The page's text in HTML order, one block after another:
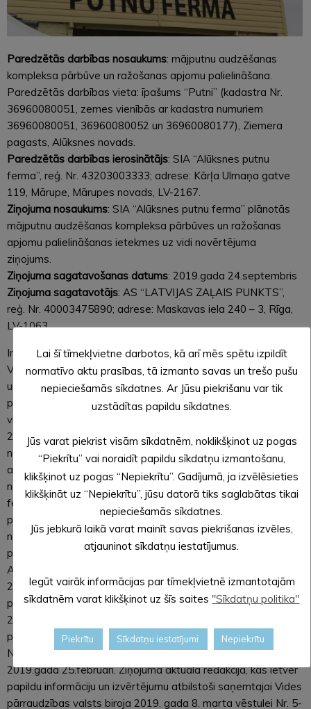
Paredzētās darbības nosaukums: mājputnu audzēšanas
kompleksa pārbūve un ražošanas apjomu palielināšana.
Paredzētās darbības vieta: īpašums “Putni” (kadastra Nr.
36960080051, zemes vienībās ar kadastra numuriem
36960080051, 36960080052 un 36960080177), Ziemera
pagasts, Alūksnes novads.
Paredzētās darbības ierosinātājs: SIA “Alūksnes putnu
ferma”, reģ. Nr. 43203003333; adrese: Kārļa Ulmaņa gatve
119, Mārupe, Mārupes novads, LV-2167.
Ziņojuma nosaukums: SIA “Alūksnes putnu ferma” plānotās
mājputnu audzēšanas kompleksa pārbūves un ražošanas
apjomu palielināšanas ietekmes uz vidi novērtējuma
ziņojums.
Ziņojuma sagatavošanas datums: 2019.gada 24.septembris
Ziņojuma sagatavotājs: AS “LATVIJAS ZAĻAIS PUNKTS”,
reģ. Nr. 40003475890; adrese: Maskavas iela 240 – 3, Rīga,
LV-1063.
Informācija par ietekmes uz vidi novērtējuma procedūru:
Vides pārraudzības valsts biroja Lēmums Nr.45 par ietekmes
uz vidi novērtējuma procedūru. Ietekmes uz vidi novērtējuma
programma izsniegta 2017.gada 15.decembrī. Ietekmes uz
vidi novērtējuma ziņojums tika sagatavots 2018.gada
27.aprīlī, un no 2018.gada 3.maija līdz 2018.gada 3.jūnijam
notika ietekmes uz vidi novērtējuma ziņojuma sabiedriskā
apspriešana. Ziņojuma sabiedriskās apspriešanas sanāksme
notika 2018.gada 17.maijā plkst. 11:00 SIA “Alūksnes putnu
ferma” administrācijas ēkas telpās “Putnos”, Ziemera
pagastā, Alūksnes novadā. Aktualizēts ietekmes uz vidi
novērtējuma ziņojums pēc sabiedriskās apspriešanas Vides
pārraudzības valsts birojā iesniegts 2018.gada 29.jūnijā.
Atbilstoši saņemtajai Vides pārraudzības valsts biroja
2018.gada 10.augusta vēstulei Nr.5-01/781 ziņojums tika
precizēts un Vides pārraudzības valsts birojā iesniegts
2018.gada 6.decembrī, un atbilstoši saņemtajai Vides
pārraudzības valsts biroja 2019.gada 17.janvāra vēstulei
Nr.5-01/47, Vides pārraudzības valsts birojā iesniegts
2019.gada 25.februārī. Ziņojuma aktuālā redakcija, kas ietver
papildu informāciju un izvērtējumu atbilstoši saņemtajai Vides
pārraudzības valsts biroja 2019. gada 8. marta vēstulei Nr. 5-
Lai šī tīmekļvietne darbotos, kā arī mēs spētu izpildīt
normatīvo aktu prasības, tā izmanto savas un trešo pušu
nepieciešamās sīkdatnes. Ar Jūsu piekrišanu var tik
uzstādītas papildu sīkdatnes.
Jūs varat piekrist visām sīkdatnēm, noklikšķinot uz pogas
“Piekrītu” vai noraidīt papildu sīkdatņu izmantošanu,
klikšķinot uz pogas “Nepiekrītu”. Gadījumā, ja izvēlēsieties
klikšķināt uz “Nepiekrītu”, jūsu datorā tiks saglabātas tikai
nepieciešamās sīkdatnes.
Jūs jebkurā laikā varat mainīt savas piekrišanas izvēles,
atjauninot sīkdatņu iestatījumus.
Iegūt vairāk informācijas par tīmekļvietnē izmantotajām
sīkdatnēm varat klikšķinot uz šīs saites "Sīkdatņu politika"
Piekrītu Sīkdatņu iestatījumi Nepiekrītu